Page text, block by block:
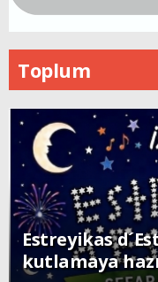
Toplum
Estreyikas
kutlamaya